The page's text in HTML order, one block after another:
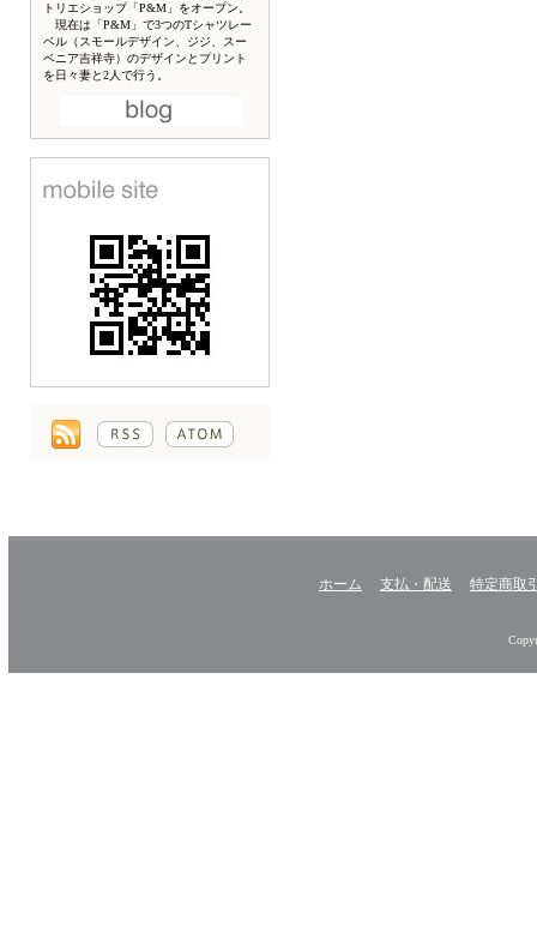
トリエショップ「P&M」をオープン。
現在は「P&M」で3つのTシャツレー
ベル（スモールデザイン、ジジ、スー
ベニア吉祥寺）のデザインとプリント
を日々妻と2人で行う。
ホーム 支払・配送 特定商取